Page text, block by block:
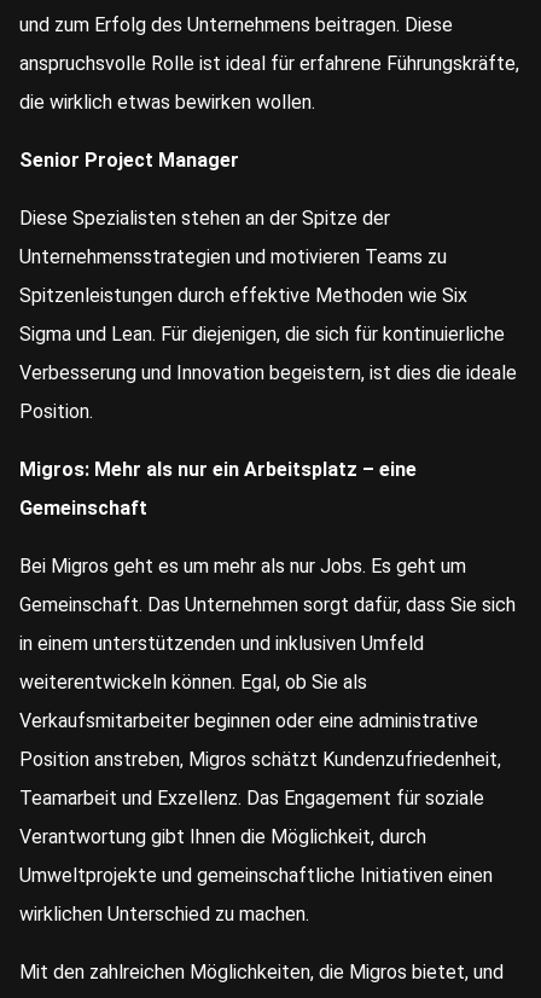
und zum Erfolg des Unternehmens beitragen. Diese
anspruchsvolle Rolle ist ideal für erfahrene Führungskräfte,
die wirklich etwas bewirken wollen.
Senior Project Manager
Diese Spezialisten stehen an der Spitze der
Unternehmensstrategien und motivieren Teams zu
Spitzenleistungen durch effektive Methoden wie Six
Sigma und Lean. Für diejenigen, die sich für kontinuierliche
Verbesserung und Innovation begeistern, ist dies die ideale
Position.
Migros: Mehr als nur ein Arbeitsplatz – eine
Gemeinschaft
Bei Migros geht es um mehr als nur Jobs. Es geht um
Gemeinschaft. Das Unternehmen sorgt dafür, dass Sie sich
in einem unterstützenden und inklusiven Umfeld
weiterentwickeln können. Egal, ob Sie als
Verkaufsmitarbeiter beginnen oder eine administrative
Position anstreben, Migros schätzt Kundenzufriedenheit,
Teamarbeit und Exzellenz. Das Engagement für soziale
Verantwortung gibt Ihnen die Möglichkeit, durch
Umweltprojekte und gemeinschaftliche Initiativen einen
wirklichen Unterschied zu machen.
Mit den zahlreichen Möglichkeiten, die Migros bietet, und